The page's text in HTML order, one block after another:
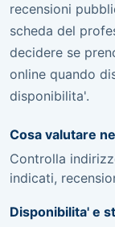
recensioni
scheda del
decidere se
online quando
disponibilita'.
Cosa valutare
Controlla
indicati,
Disponibilita' e